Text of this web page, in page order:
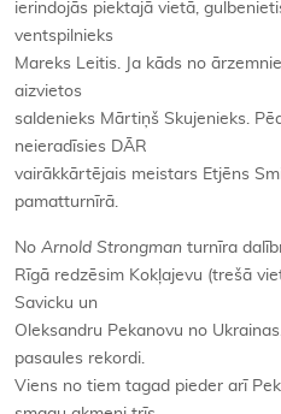
ierindojās piektajā vietā,
ventspilnieks
Mareks Leitis. Ja kāds no
aizvietos
saldenieks Mārtiņš Skujenieks.
neieradīsies DĀR
vairākkārtējais meistars Etjēns
pamatturnīrā.
No Arnold Strongman turnīra
Rīgā redzēsim Kokļajevu (trešā
Savicku un
Oleksandru Pekanovu no
pasaules rekordi.
Viens no tiem tagad pieder arī